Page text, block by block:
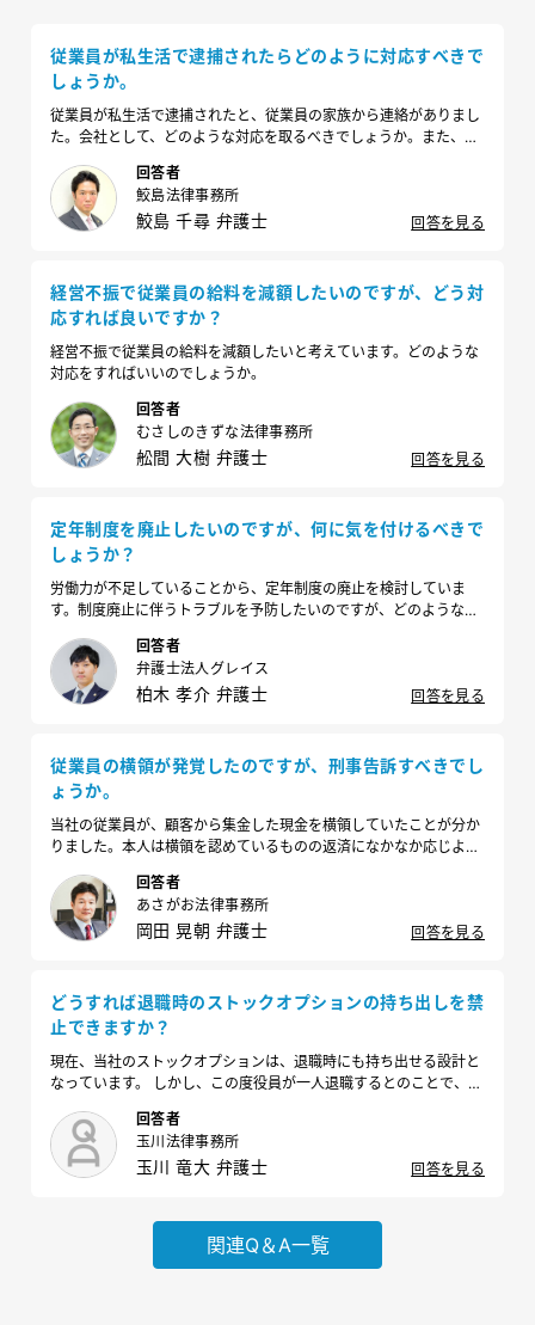
従業員が私生活で逮捕されたらどのように対応すべきで
しょうか。
従業員が私生活で逮捕されたと、従業員の家族から連絡がありまし
た。会社として、どのような対応を取るべきでしょうか。また、逮
回答者
鮫島法律事務所
鮫島 千尋 弁護士 回答を見る
経営不振で従業員の給料を減額したいのですが、どう対
応すれば良いですか？
経営不振で従業員の給料を減額したいと考えています。どのような
対応をすればいいのでしょうか。
回答者
むさしのきずな法律事務所
舩間 大樹 弁護士 回答を見る
定年制度を廃止したいのですが、何に気を付けるべきで
しょうか？
労働力が不足していることから、定年制度の廃止を検討していま
す。制度廃止に伴うトラブルを予防したいのですが、どのような点
回答者
弁護士法人グレイス
柏木 孝介 弁護士 回答を見る
従業員の横領が発覚したのですが、刑事告訴すべきでし
ょうか。
当社の従業員が、顧客から集金した現金を横領していたことが分か
りました。本人は横領を認めているものの返済になかなか応じよう
対応をすべきでしょうか。
回答者
あさがお法律事務所
岡田 晃朝 弁護士 回答を見る
どうすれば退職時のストックオプションの持ち出しを禁
止できますか？
現在、当社のストックオプションは、退職時にも持ち出せる設計と
なっています。 しかし、この度役員が一人退職するとのことで、ス
ンの持ち出しを禁止するにはどうすればよいですか？
回答者
玉川法律事務所
玉川 竜大 弁護士 回答を見る
関連Q＆A一覧